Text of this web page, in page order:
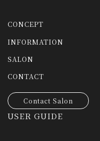
CONCEPT
INFORMATION
SALON
CONTACT
Contact Salon
USER GUIDE